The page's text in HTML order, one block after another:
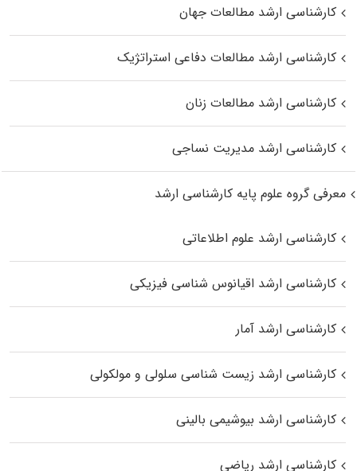
کارشناسی ارشد مطالعات جهان
کارشناسی ارشد مطالعات دفاعی استراتژیک
کارشناسی ارشد مطالعات زنان
کارشناسی ارشد مدیریت نساجی
معرفی گروه علوم پایه کارشناسی ارشد
کارشناسی ارشد علوم اطلاعاتی
کارشناسی ارشد اقیانوس‌ شناسی فیزیکی
کارشناسی ارشد آمار
کارشناسی ارشد زیست شناسی سلولی و مولکولی
کارشناسی ارشد بیوشیمی بالینی
کارشناسی ارشد ریاضی